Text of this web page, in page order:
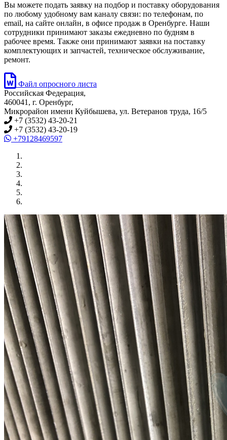
Вы можете подать заявку на подбор и поставку оборудования
по любому удобному вам каналу связи: по телефонам, по
email, на сайте онлайн, в офисе продаж в Оренбурге. Наши
сотрудники принимают заказы ежедневно по будням в
рабочее время. Также они принимают заявки на поставку
комплектующих и запчастей, техническое обслуживание,
ремонт.
Файл опросного листа
Российская Федерация,
460041, г. Оренбург,
Микрорайон имени Куйбышева, ул. Ветеранов труда, 16/5
+7 (3532) 43-20-21
+7 (3532) 43-20-19
+79128469597